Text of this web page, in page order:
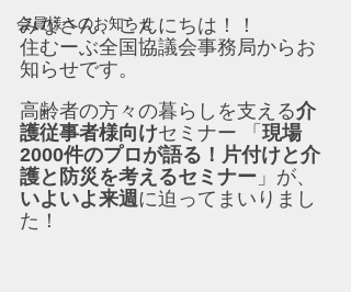
会員様へのお知らせ
みなさん、こんにちは！！
住むーぶ全国協議会事務局からお
知らせです。
高齢者の方々の暮らしを支える介
護従事者様向けセミナー 「 現場
2000件のプロが語る！片付けと介
護と防災を考えるセミナー 」が、
いよいよ来週に迫ってまいりまし
た！